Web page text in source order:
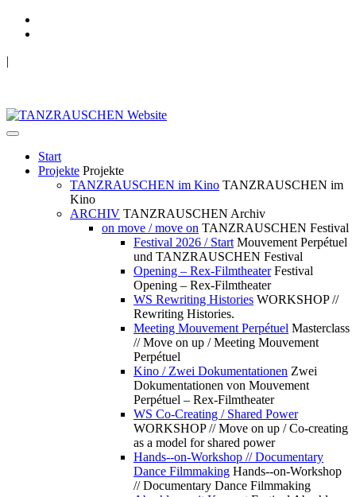
|
Start
Projekte Projekte
TANZRAUSCHEN im Kino TANZRAUSCHEN im
Kino
ARCHIV TANZRAUSCHEN Archiv
on move / move on TANZRAUSCHEN Festival
Festival 2026 / Start Mouvement Perpétuel
und TANZRAUSCHEN Festival
Opening – Rex-Filmtheater Festival
Opening – Rex-Filmtheater
WS Rewriting Histories WORKSHOP //
Rewriting Histories.
Meeting Mouvement Perpétuel Masterclass
// Move on up / Meeting Mouvement
Perpétuel
Kino / Zwei Dokumentationen Zwei
Dokumentationen von Mouvement
Perpétuel – Rex-Filmtheater
WS Co-Creating / Shared Power
WORKSHOP // Move on up / Co-creating
as a model for shared power
Hands--on-Workshop // Documentary
Dance Filmmaking Hands--on-Workshop
// Documentary Dance Filmmaking